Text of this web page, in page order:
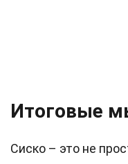
Итоговые
Сиско – это не